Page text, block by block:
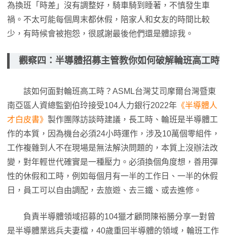
為換班「時差」沒有調整好，騎車騎到睡著，不慎發生車
禍。不太可能每個周末都休假，陪家人和女友的時間比較
少，有時候會被抱怨，很感謝最後他們還是體諒我。
觀察四：半導體招募主管教你如何破解輪班高工時
該如何面對輪班高工時？ASML台灣艾司摩爾台灣暨東
南亞區人資總監劉伯玲接受104人力銀行2022年 《半導體人
才白皮書》 製作團隊訪談時建議，長工時、輪班是半導體工
作的本質，因為機台必須24小時運作，涉及10萬個零組件，
工作複雜到人不在現場是無法解決問題的，本質上沒辦法改
變，對年輕世代確實是一種壓力。必須換個角度想，善用彈
性的休假和工時，例如每個月有一半的工作日、一半的休假
日，員工可以自由調配，去旅遊、去三鐵、或去進修。
負責半導體領域招募的104獵才顧問陳裕勝分享一對曾
是半導體業逃兵夫妻檔，40歲重回半導體的領域，輪班工作